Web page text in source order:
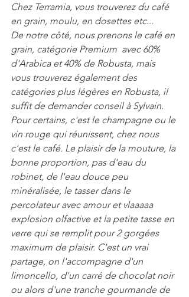
Chez Terramia, vous trouverez du café
en grain, moulu, en dosettes etc...
De notre côté, nous prenons le café en
grain, catégorie Premium  avec 60%
d'Arabica et 40% de Robusta, mais
vous trouverez également des
catégories plus légères en Robusta, il
suffit de demander conseil à Sylvain.
Pour certains, c'est le champagne ou le
vin rouge qui réunissent, chez nous
c'est le café. Le plaisir de la mouture, la
bonne proportion, pas d'eau du
robinet, de l'eau douce peu
minéralisée, le tasser dans le
percolateur avec amour et vlaaaaa
explosion olfactive et la petite tasse en
verre qui se remplit pour 2 gorgées
maximum de plaisir. C'est un vrai
partage, on l'accompagne d'un
limoncello, d'un carré de chocolat noir
ou alors d'une tranche gourmande de